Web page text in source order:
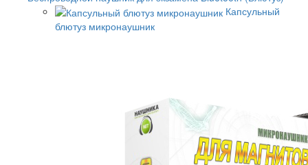
Капсульный
блютуз микронаушник